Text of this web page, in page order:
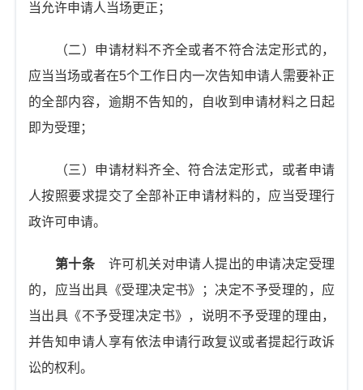
当允许申请人当场更正；
（二）申请材料不齐全或者不符合法定形式的，
应当当场或者在5个工作日内一次告知申请人需要补正
的全部内容，逾期不告知的，自收到申请材料之日起
即为受理；
（三）申请材料齐全、符合法定形式，或者申请
人按照要求提交了全部补正申请材料的，应当受理行
政许可申请。
第十条许可机关对申请人提出的申请决定受理
的，应当出具《受理决定书》；决定不予受理的，应
当出具《不予受理决定书》，说明不予受理的理由，
并告知申请人享有依法申请行政复议或者提起行政诉
讼的权利。